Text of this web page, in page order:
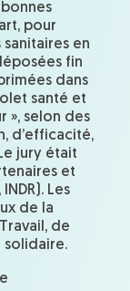
pour
en
fin
dans
santé et
», selon des
d’efficacité,
jury était
et
Les
de la
de
solidaire.